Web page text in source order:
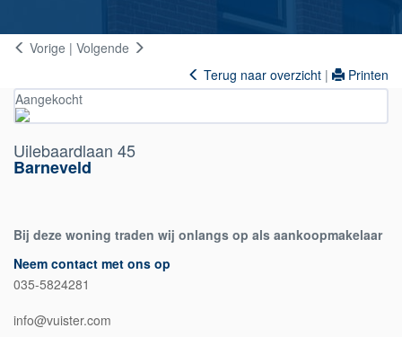
Vorige | Volgende
Terug naar overzicht |
Printen
Aangekocht
Uilebaardlaan 45
Barneveld
Bij deze woning traden wij onlangs op als aankoopmakelaar
Neem contact met ons op
035-5824281
info@vuister.com